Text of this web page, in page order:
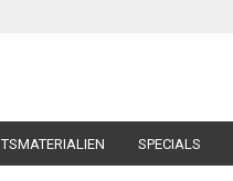
SPECIALS